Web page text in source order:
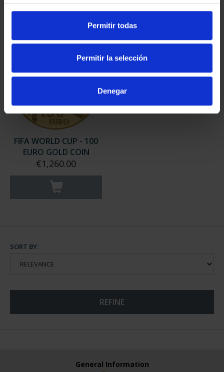
Permitir todas
Permitir la selección
Denegar
FIFA WORLD CUP - 100
EURO GOLD COIN
€1,260.00
SORT BY:
REFINE
General Information